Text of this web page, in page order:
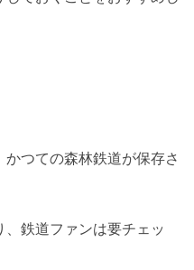
つての森林鉄道が保存さ
鉄道ファンは要チェッ